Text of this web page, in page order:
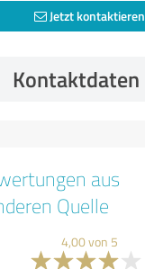
Jetzt kontaktieren
Kontaktdaten
aus
Quelle
4,00 von 5